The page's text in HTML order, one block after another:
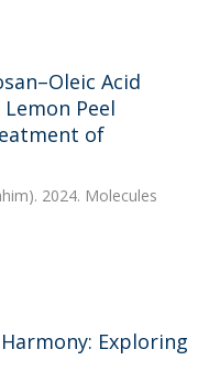
Acid
Peel
of
2024. Molecules
Exploring